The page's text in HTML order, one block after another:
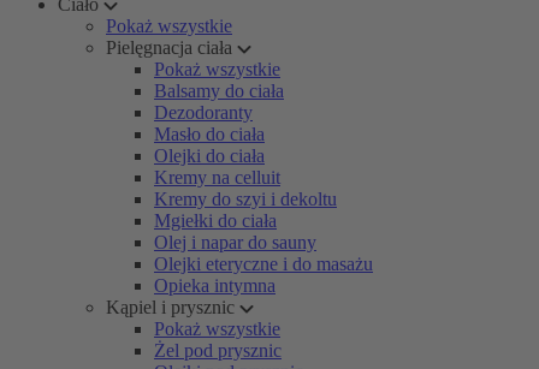
Ciało
Pokaż wszystkie
Pielęgnacja ciała
Pokaż wszystkie
Balsamy do ciała
Dezodoranty
Masło do ciała
Olejki do ciała
Kremy na celluit
Kremy do szyi i dekoltu
Mgiełki do ciała
Olej i napar do sauny
Olejki eteryczne i do masażu
Opieka intymna
Kąpiel i prysznic
Pokaż wszystkie
Żel pod prysznic